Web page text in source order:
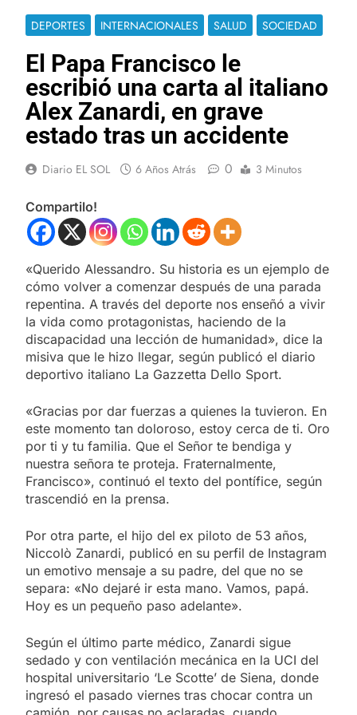
DEPORTES INTERNACIONALES SALUD SOCIEDAD
El Papa Francisco le
escribió una carta al italiano
Alex Zanardi, en grave
estado tras un accidente
Diario EL SOL 6 Años Atrás 0 3 Minutos
Compartilo!
«Querido Alessandro. Su historia es un ejemplo de
cómo volver a comenzar después de una parada
repentina. A través del deporte nos enseñó a vivir
la vida como protagonistas, haciendo de la
discapacidad una lección de humanidad», dice la
misiva que le hizo llegar, según publicó el diario
deportivo italiano La Gazzetta Dello Sport.
«Gracias por dar fuerzas a quienes la tuvieron. En
este momento tan doloroso, estoy cerca de ti. Oro
por ti y tu familia. Que el Señor te bendiga y
nuestra señora te proteja. Fraternalmente,
Francisco», continuó el texto del pontífice, según
trascendió en la prensa.
Por otra parte, el hijo del ex piloto de 53 años,
Niccolò Zanardi, publicó en su perfil de Instagram
un emotivo mensaje a su padre, del que no se
separa: «No dejaré ir esta mano. Vamos, papá.
Hoy es un pequeño paso adelante».
Según el último parte médico, Zanardi sigue
sedado y con ventilación mecánica en la UCI del
hospital universitario ‘Le Scotte’ de Siena, donde
ingresó el pasado viernes tras chocar contra un